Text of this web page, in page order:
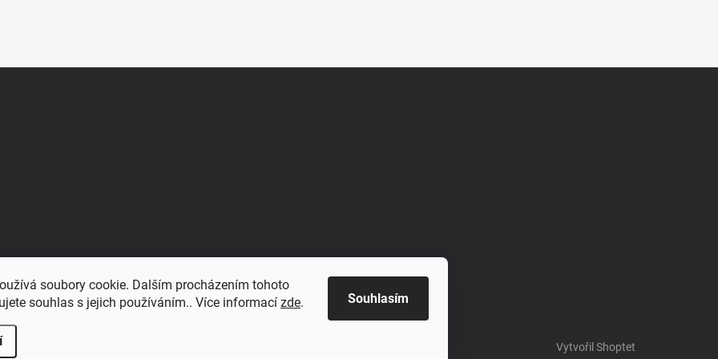
soubory cookie. Dalším procházením tohoto
souhlas s jejich používáním.. Více informací zde. Souhlasím
Vytvořil Shoptet